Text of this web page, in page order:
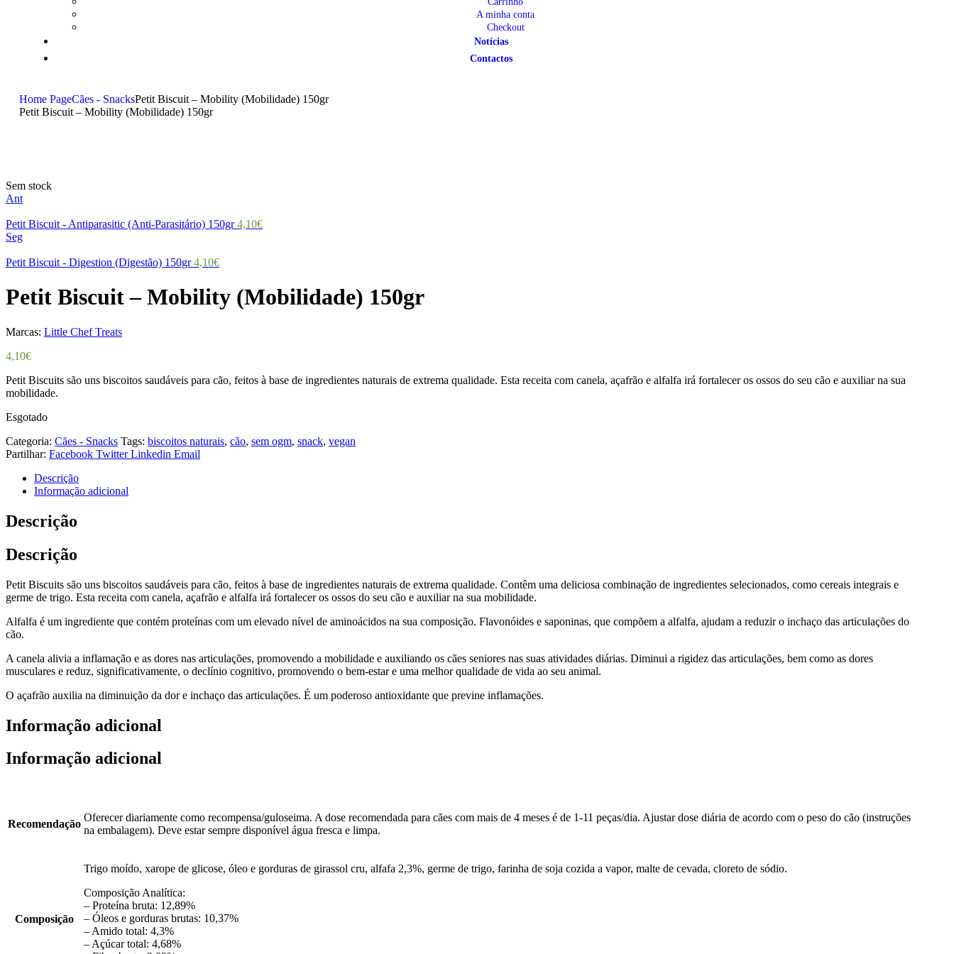
A minha conta
Checkout
Notícias
Contactos
Home PageCães - SnacksPetit Biscuit – Mobility (Mobilidade) 150gr
Petit Biscuit – Mobility (Mobilidade) 150gr
Sem stock
Ant
Petit Biscuit - Antiparasitic (Anti-Parasitário) 150gr 4,10€
Seg
Petit Biscuit - Digestion (Digestão) 150gr 4,10€
Petit Biscuit – Mobility (Mobilidade) 150gr
Marcas: Little Chef Treats
4,10€
Petit Biscuits são uns biscoitos saudáveis para cão, feitos à base de ingredientes naturais de extrema qualidade. Esta receita com canela, açafrão e alfalfa irá fortalecer os ossos do seu cão e auxiliar na sua
mobilidade.
Esgotado
Categoria: Cães - Snacks Tags: biscoitos naturais, cão, sem ogm, snack, vegan
Partilhar: Facebook Twitter Linkedin Email
Descrição
Informação adicional
Descrição
Descrição
Petit Biscuits são uns biscoitos saudáveis para cão, feitos à base de ingredientes naturais de extrema qualidade. Contêm uma deliciosa combinação de ingredientes selecionados, como cereais integrais e
germe de trigo. Esta receita com canela, açafrão e alfalfa irá fortalecer os ossos do seu cão e auxiliar na sua mobilidade.
Alfalfa é um ingrediente que contém proteínas com um elevado nível de aminoácidos na sua composição. Flavonóides e saponinas, que compõem a alfalfa, ajudam a reduzir o inchaço das articulações do
cão.
A canela alivia a inflamação e as dores nas articulações, promovendo a mobilidade e auxiliando os cães seniores nas suas atividades diárias. Diminui a rigidez das articulações, bem como as dores
musculares e reduz, significativamente, o declínio cognitivo, promovendo o bem-estar e uma melhor qualidade de vida ao seu animal.
O açafrão auxilia na diminuição da dor e inchaço das articulações. É um poderoso antioxidante que previne inflamações.
Informação adicional
Informação adicional
Recomendação
Oferecer diariamente como recompensa/guloseima. A dose recomendada para cães com mais de 4 meses é de 1-11 peças/dia. Ajustar dose diária de acordo com o peso do cão (instruções
na embalagem). Deve estar sempre disponível água fresca e limpa.
Composição
Trigo moído, xarope de glicose, óleo e gorduras de girassol cru, alfafa 2,3%, germe de trigo, farinha de soja cozida a vapor, malte de cevada, cloreto de sódio.
Composição Analítica:
– Proteína bruta: 12,89%
– Óleos e gorduras brutas: 10,37%
– Amido total: 4,3%
– Açúcar total: 4,68%